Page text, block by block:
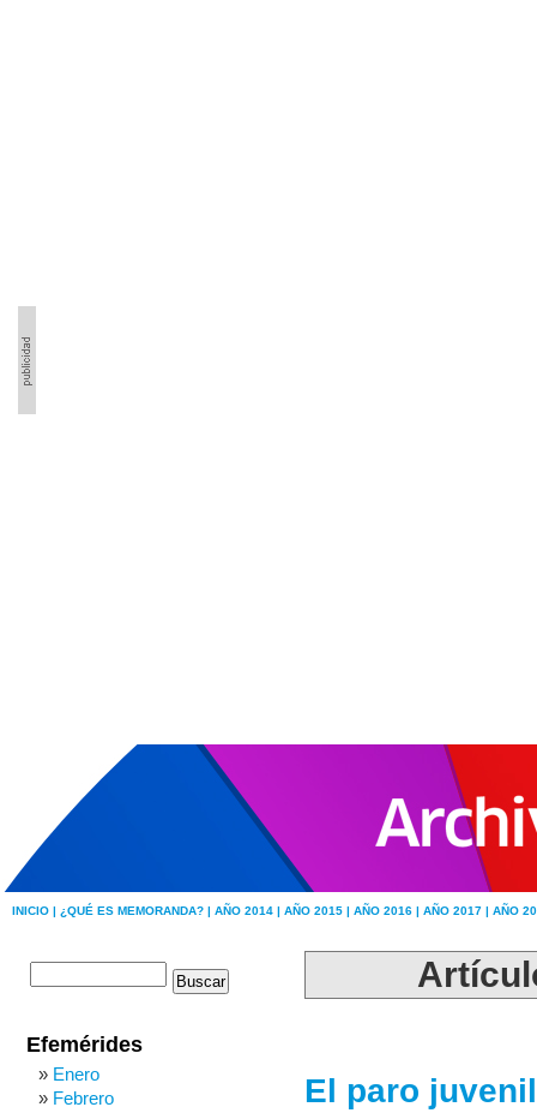
INICIO | ¿QUÉ ES MEMORANDA? | AÑO 2014 | AÑO 2015 | AÑO 2016 | AÑO 2017 | AÑO
El paro
Efemérides
Enero
Febrero